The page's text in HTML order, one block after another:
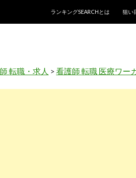
ランキングSEARCHとは
狙い
転職・求人 > 看護師 転職 医療ワー